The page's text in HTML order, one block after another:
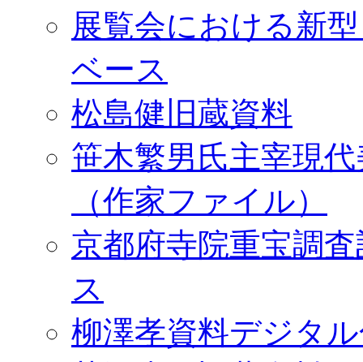
展覧会における新
ベース
松島健旧蔵資料
笹木繁男氏主宰現
（作家ファイル）
京都府寺院重宝調
ス
柳澤孝資料デジタ